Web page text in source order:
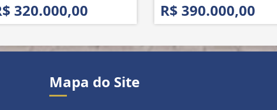
320.000,00 R$ 390.000,00
Mapa do Site